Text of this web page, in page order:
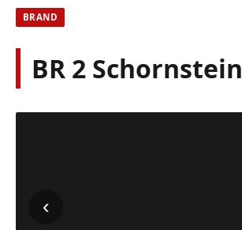
BRAND
BR 2 Schornstein
‹